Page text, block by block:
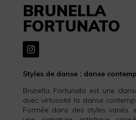
BRUNELLA
FORTUNATO
Styles de danse : danse
Brunella Fortunato est une
avec virtuosité la danse
Formée dans des styles variés,